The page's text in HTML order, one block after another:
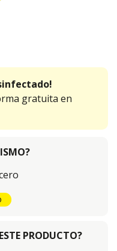
gratuita en
PRODUCTO?